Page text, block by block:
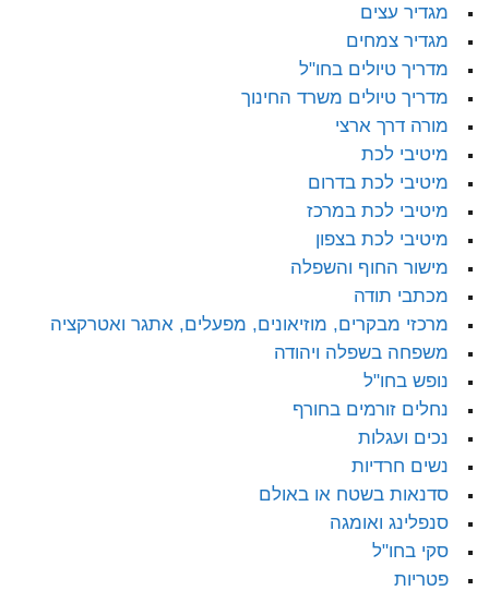
מגדיר עצים
מגדיר צמחים
מדריך טיולים בחו"ל
מדריך טיולים משרד החינוך
מורה דרך ארצי
מיטיבי לכת
מיטיבי לכת בדרום
מיטיבי לכת במרכז
מיטיבי לכת בצפון
מישור החוף והשפלה
מכתבי תודה
מרכזי מבקרים, מוזיאונים, מפעלים, אתגר ואטרקציה
משפחה בשפלה ויהודה
נופש בחו"ל
נחלים זורמים בחורף
נכים ועגלות
נשים חרדיות
סדנאות בשטח או באולם
סנפלינג ואומגה
סקי בחו"ל
פטריות